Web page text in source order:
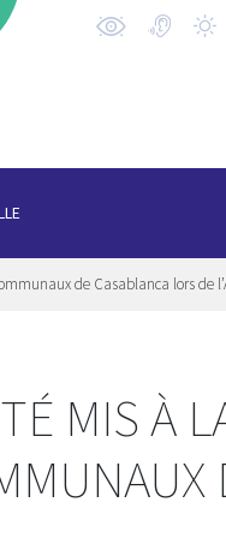
de Casablanca lors de
MIS À